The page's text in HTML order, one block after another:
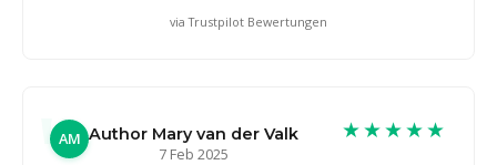
via Trustpilot Bewertungen
AM Author Mary van der Valk
7 Feb 2025
★★★★★